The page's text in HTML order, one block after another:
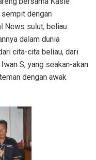
sempit dengan
News sulut, beliau
dalam dunia
cita-cita beliau, dari
S, yang seakan-akan
dengan awak